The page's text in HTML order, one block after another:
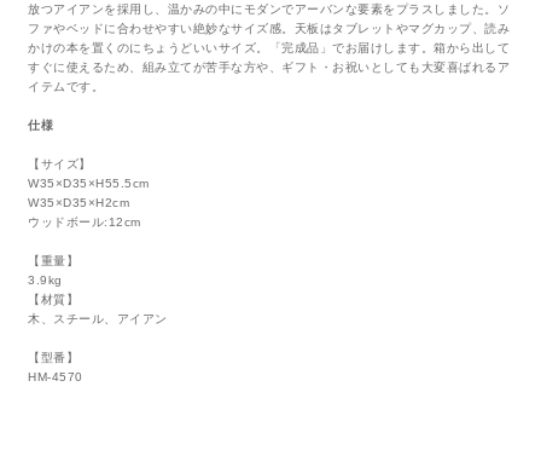
放つアイアンを採用し、温かみの中にモダンでアーバンな要素をプラスしました。ソ
ファやベッドに合わせやすい絶妙なサイズ感。天板はタブレットやマグカップ、読み
かけの本を置くのにちょうどいいサイズ。「完成品」でお届けします。箱から出して
すぐに使えるため、組み立てが苦手な方や、ギフト・お祝いとしても大変喜ばれるア
イテムです。
仕様
【サイズ】
W35×D35×H55.5cm
W35×D35×H2cm
ウッドボール:12cm
【重量】
3.9kg
【材質】
木、スチール、アイアン
【型番】
HM-4570